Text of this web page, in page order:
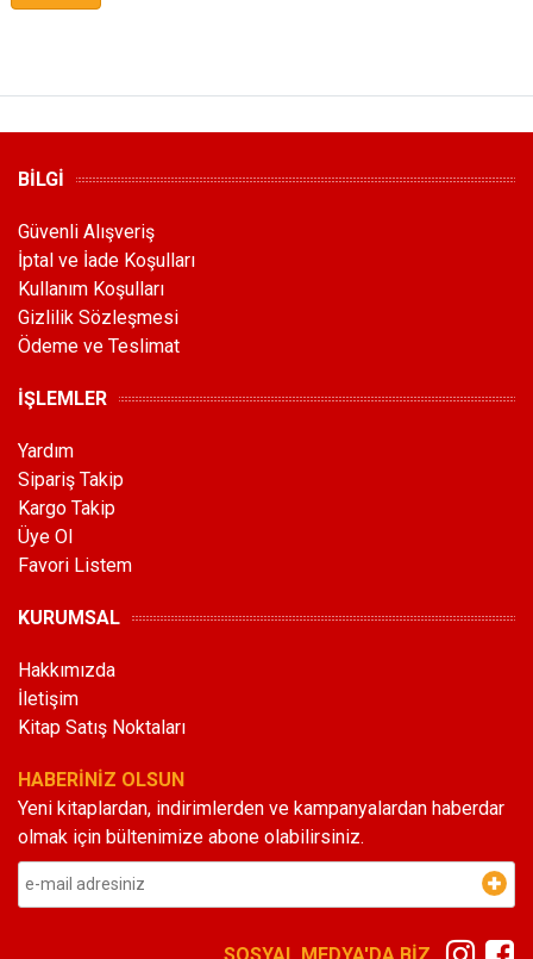
BİLGİ
Güvenli Alışveriş
İptal ve İade Koşulları
Kullanım Koşulları
Gizlilik Sözleşmesi
Ödeme ve Teslimat
İŞLEMLER
Yardım
Sipariş Takip
Kargo Takip
Üye Ol
Favori Listem
KURUMSAL
Hakkımızda
İletişim
Kitap Satış Noktaları
HABERİNİZ OLSUN
Yeni kitaplardan, indirimlerden ve kampanyalardan haberdar
olmak için bültenimize abone olabilirsiniz.